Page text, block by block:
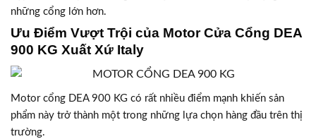
những cổng lớn hơn.
Ưu Điểm Vượt Trội của Motor Cửa Cổng DEA
900 KG Xuất Xứ Italy
Motor cổng DEA 900 KG có rất nhiều điểm mạnh khiến sản
phẩm này trở thành một trong những lựa chọn hàng đầu trên thị
trường.